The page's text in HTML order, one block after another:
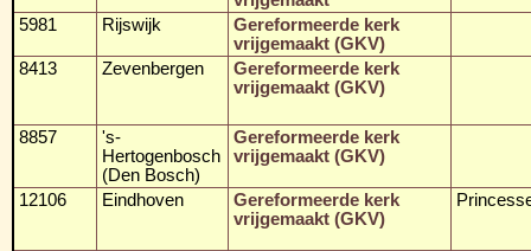
5981
Rijswijk
Gereformeerde kerk
vrijgemaakt (GKV)
8413
Zevenbergen
Gereformeerde kerk
vrijgemaakt (GKV)
8857
's-
Hertogenbosch
(Den Bosch)
Gereformeerde kerk
vrijgemaakt (GKV)
12106 Eindhoven
Gereformeerde kerk
vrijgemaakt (GKV)